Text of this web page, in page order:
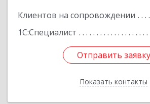
Клиентов на сопровождении
1С:Специалист
Отправить заявку
Показать контакты
Отправить заявку
Назад